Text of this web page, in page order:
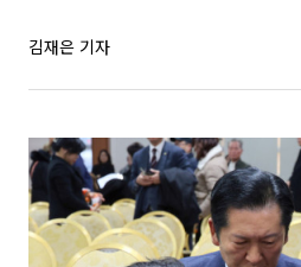
김재은 기자